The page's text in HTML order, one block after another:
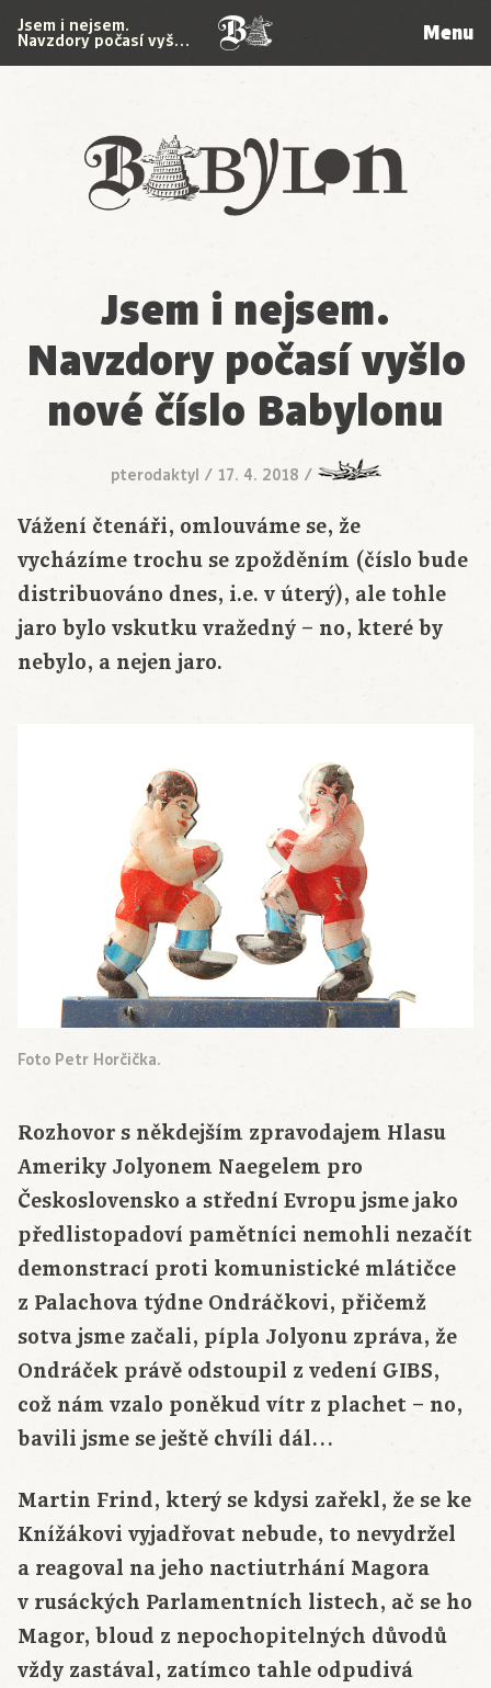
Babylon
Jsem i nejsem.
Navzdory počasí vyš… Menu
Jsem i nejsem.
Navzdory počasí vyšlo
nové číslo Babylonu
pterodaktyl / 17. 4. 2018 /
Vážení čtenáři, omlouváme se, že
vycházíme trochu se zpožděním (číslo bude
distribuováno dnes, i.e. v úterý), ale tohle
jaro bylo vskutku vražedný – no, které by
nebylo, a nejen jaro.
Foto Petr Horčička.
Rozhovor s někdejším zpravodajem Hlasu
Ameriky Jolyonem Naegelem pro
Československo a střední Evropu jsme jako
předlistopadoví pamětníci nemohli nezačít
demonstrací proti komunistické mlátičce
z Palachova týdne Ondráčkovi, přičemž
sotva jsme začali, pípla Jolyonu zpráva, že
Ondráček právě odstoupil z vedení GIBS,
což nám vzalo poněkud vítr z plachet – no,
bavili jsme se ještě chvíli dál…
Martin Frind, který se kdysi zařekl, že se ke
Knížákovi vyjadřovat nebude, to nevydržel
a reagoval na jeho nactiutrhání Magora
v rusáckých Parlamentních listech, ač se ho
Magor, bloud z nepochopitelných důvodů
vždy zastával, zatímco tahle odpudivá